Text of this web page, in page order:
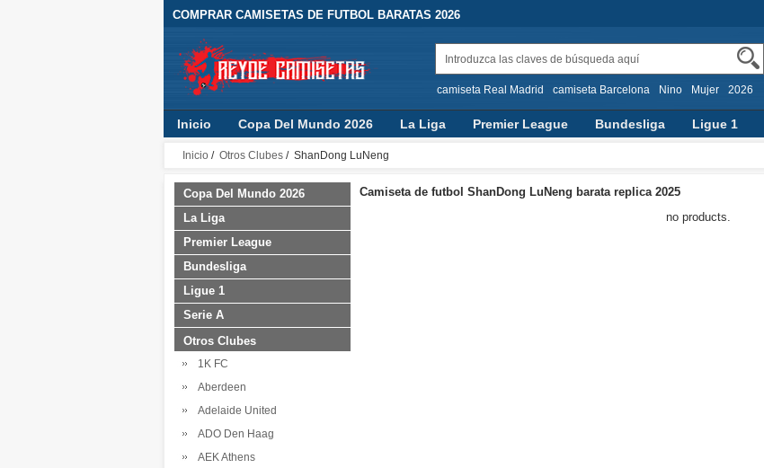
COMPRAR CAMISETAS DE FUTBOL BARATAS 2026
camiseta Real Madrid camiseta Barcelona Nino Mujer 2026
Inicio Copa Del Mundo 2026 La Liga Premier League Bundesliga Ligue 1
Inicio / Otros Clubes / ShanDong LuNeng
Copa Del Mundo 2026
La Liga
Premier League
Bundesliga
Ligue 1
Serie A
Otros Clubes
1K FC
Aberdeen
Adelaide United
ADO Den Haag
AEK Athens
Camiseta de futbol ShanDong LuNeng barata replica 2025
no products.